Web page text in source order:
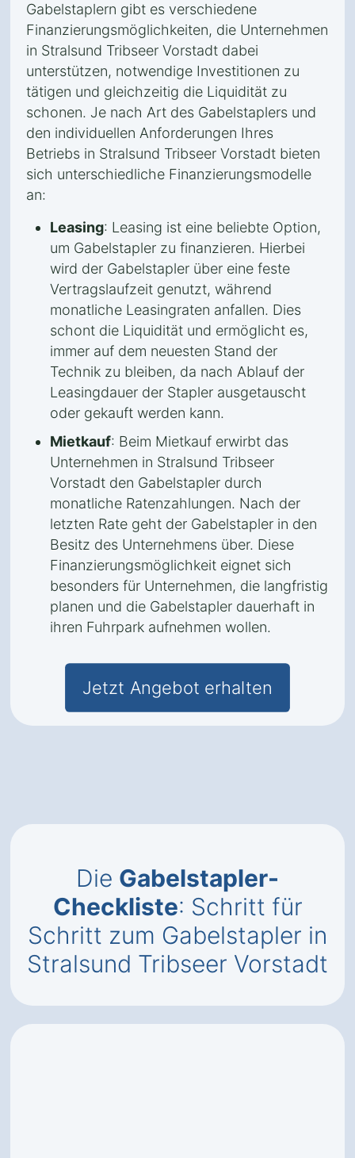
Gabelstaplern gibt es verschiedene
Finanzierungsmöglichkeiten, die Unternehmen
in Stralsund Tribseer Vorstadt dabei
unterstützen, notwendige Investitionen zu
tätigen und gleichzeitig die Liquidität zu
schonen. Je nach Art des Gabelstaplers und
den individuellen Anforderungen Ihres
Betriebs in Stralsund Tribseer Vorstadt bieten
sich unterschiedliche Finanzierungsmodelle
an:
Leasing: Leasing ist eine beliebte Option,
um Gabelstapler zu finanzieren. Hierbei
wird der Gabelstapler über eine feste
Vertragslaufzeit genutzt, während
monatliche Leasingraten anfallen. Dies
schont die Liquidität und ermöglicht es,
immer auf dem neuesten Stand der
Technik zu bleiben, da nach Ablauf der
Leasingdauer der Stapler ausgetauscht
oder gekauft werden kann.
Mietkauf: Beim Mietkauf erwirbt das
Unternehmen in Stralsund Tribseer
Vorstadt den Gabelstapler durch
monatliche Ratenzahlungen. Nach der
letzten Rate geht der Gabelstapler in den
Besitz des Unternehmens über. Diese
Finanzierungsmöglichkeit eignet sich
besonders für Unternehmen, die langfristig
planen und die Gabelstapler dauerhaft in
ihren Fuhrpark aufnehmen wollen.
Jetzt Angebot erhalten
Die Gabelstapler-
Checkliste: Schritt für
Schritt zum Gabelstapler in
Stralsund Tribseer Vorstadt